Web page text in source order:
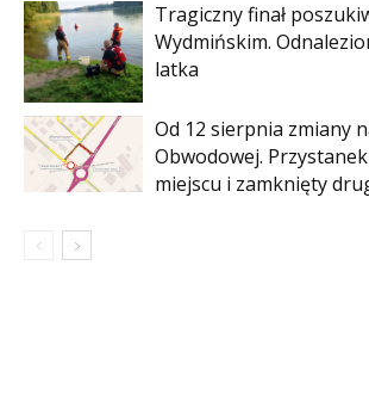
Tragiczny finał
Wydmińskim.
latka
Od 12 sierpnia zmiany
Obwodowej.
miejscu i zamknięty